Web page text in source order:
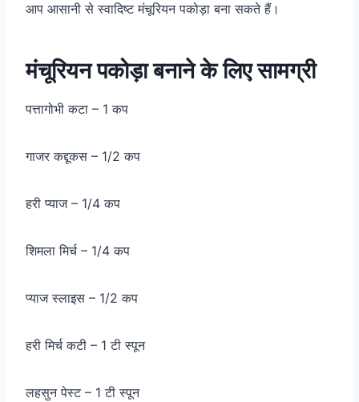
आप आसानी से स्वादिष्ट मंचूरियन पकोड़ा बना सकते हैं।
मंचूरियन पकोड़ा बनाने के लिए सामग्री
पत्तागोभी कटा – 1 कप
गाजर कद्दूकस – 1/2 कप
हरी प्याज – 1/4 कप
शिमला मिर्च – 1/4 कप
प्याज स्लाइस – 1/2 कप
हरी मिर्च कटी – 1 टी स्पून
लहसुन पेस्ट – 1 टी स्पून